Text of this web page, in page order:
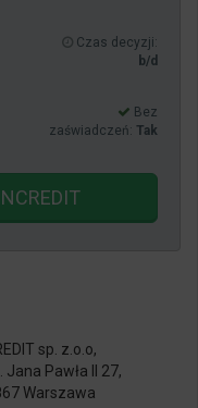
Czas decyzji:
b/d
Bez
zaświadczeń: Tak
sp. z.o.o,
Jana Pawła II 27,
Warszawa